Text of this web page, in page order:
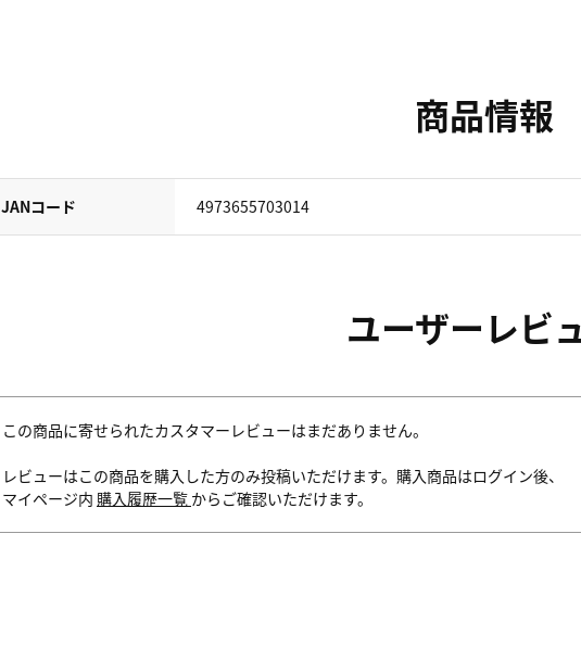
商品情報
JANコード 4973655703014
ユーザーレビ
この商品に寄せられたカスタマーレビューはまだありません。
レビューはこの商品を購入した方のみ投稿いただけます。購入商品はログイン後、
マイページ内 購入履歴一覧 からご確認いただけます。